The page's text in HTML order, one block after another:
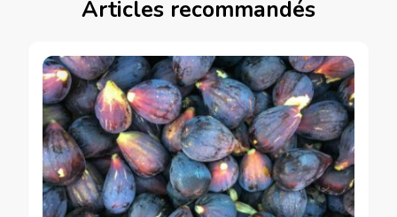
Articles recommandés